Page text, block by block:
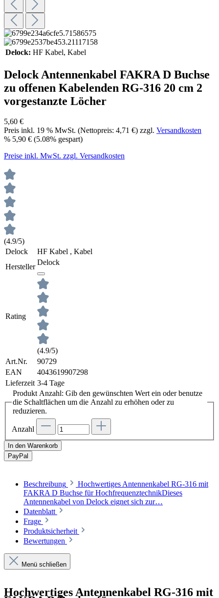
Delock: HF Kabel, Kabel
Delock Antennenkabel FAKRA D Buchse
zu offenen Kabelenden RG-316 20 cm 2
vorgestanzte Löcher
5,60 €
Preis inkl. 19 % MwSt. (Nettopreis: 4,71 €) zzgl. Versandkosten
% 5,90 € (5.08% gespart)
Preise inkl. MwSt. zzgl. Versandkosten
(4.9/5)
Delock
HF Kabel , Kabel
Hersteller
Delock
Rating
(4.9/5)
Art.Nr.
90729
EAN
4043619907298
Lieferzeit 3-4 Tage
Produkt Anzahl: Gib den gewünschten Wert ein oder benutze
die Schaltflächen um die Anzahl zu erhöhen oder zu
reduzieren.
Anzahl
In den Warenkorb
PayPal
Beschreibung
Hochwertiges Antennenkabel RG-316 mit
FAKRA D Buchse für HochfrequenztechnikDieses
Antennenkabel von Delock eignet sich zur…
Datenblatt
Frage
Produktsicherheit
Bewertungen
Menü schließen
Hochwertiges Antennenkabel RG-316 mit